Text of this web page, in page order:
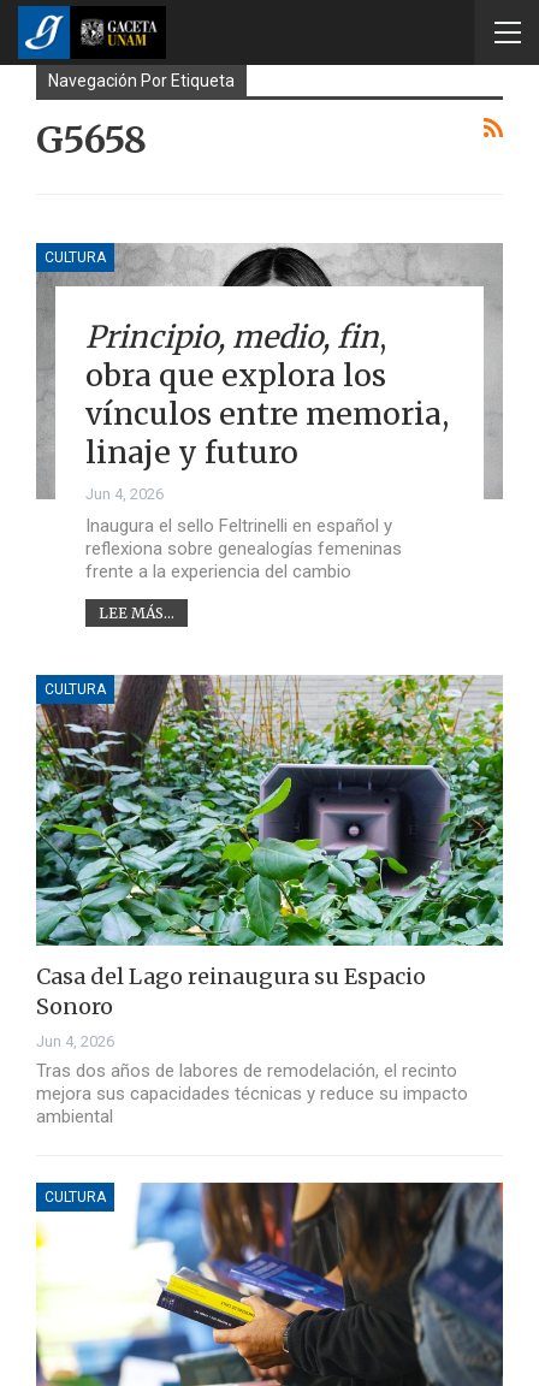
Navegación Por Etiqueta
G5658
CULTURA
Principio, medio, fin,
obra que explora los
vínculos entre memoria,
linaje y futuro
Jun 4, 2026
Inaugura el sello Feltrinelli en español y
reflexiona sobre genealogías femeninas
frente a la experiencia del cambio
LEE MÁS...
CULTURA
Casa del Lago reinaugura su Espacio
Sonoro
Jun 4, 2026
Tras dos años de labores de remodelación, el recinto
mejora sus capacidades técnicas y reduce su impacto
ambiental
CULTURA